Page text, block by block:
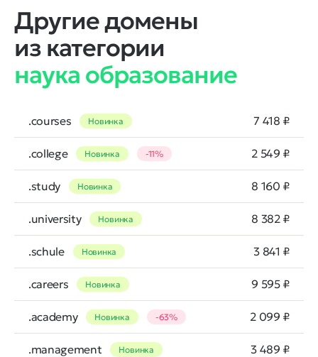
Другие домены
из категории
наука образование
.courses Новинка 7 418 ₽
.college Новинка -11% 2 549 ₽
.study Новинка 8 160 ₽
.university Новинка 8 382 ₽
.schule Новинка 3 841 ₽
.careers Новинка 9 595 ₽
.academy Новинка -63% 2 099 ₽
.management Новинка 3 489 ₽